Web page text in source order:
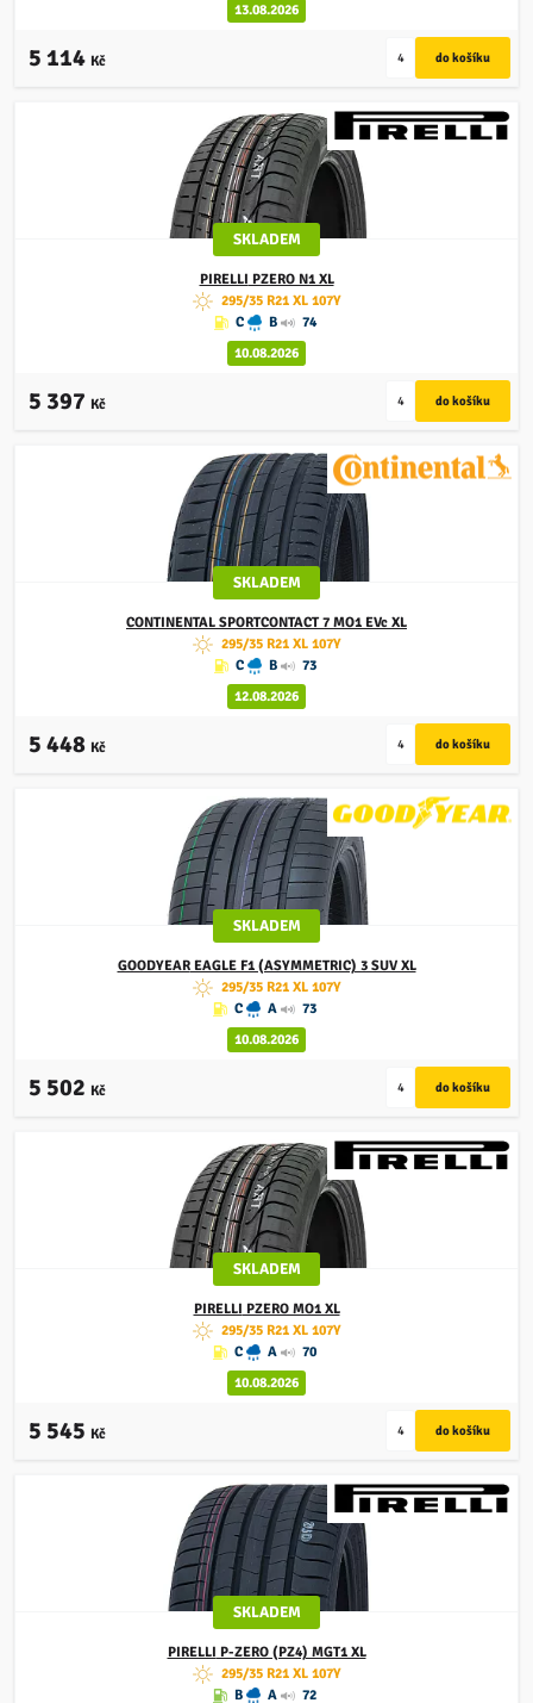
13.08.2026
5 114 Kč
SKLADEM
PIRELLI PZERO N1 XL
295/35 R21 XL 107Y
C
B
74
10.08.2026
5 397 Kč
SKLADEM
CONTINENTAL SPORTCONTACT 7 MO1 EVc XL
295/35 R21 XL 107Y
C
B
73
12.08.2026
5 448 Kč
SKLADEM
GOODYEAREAGLE F1 (ASYMMETRIC) 3 SUV XL
295/35 R21 XL 107Y
C
A
73
10.08.2026
5 502 Kč
SKLADEM
PIRELLI PZERO MO1 XL
295/35 R21 XL 107Y
C
A
70
10.08.2026
5 545 Kč
SKLADEM
PIRELLI P-ZERO (PZ4) MGT1 XL
295/35 R21 XL 107Y
B
A 72